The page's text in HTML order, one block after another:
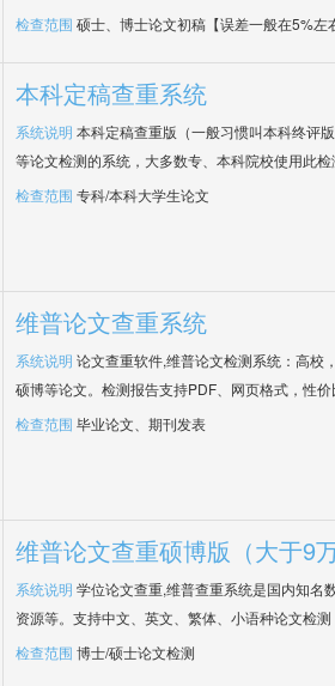
检查范围 硕士、博士论文初稿【误差一般在5%左
本科定稿查重系统
系统说明 本科定稿查重版（一般习惯叫本科终评
等论文检测的系统，大多数专、本科院校使用此检
检查范围 专科/本科大学生论文
维普论文查重系统
系统说明 论文查重软件,维普论文检测系统：高校
硕博等论文。检测报告支持PDF、网页格式，性
检查范围 毕业论文、期刊发表
维普论文查重硕博版（大于9万
系统说明 学位论文查重,维普查重系统是国内知名
资源等。支持中文、英文、繁体、小语种论文检
检查范围 博士/硕士论文检测